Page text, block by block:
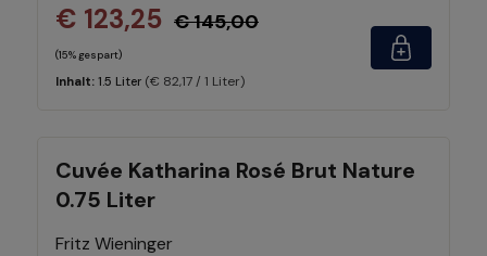
€ 123,25 € 145,00
(15% gespart)
Inhalt: 1.5 Liter (€ 82,17 / 1 Liter)
Cuvée Katharina Rosé Brut Nature
0.75 Liter
Fritz Wieninger